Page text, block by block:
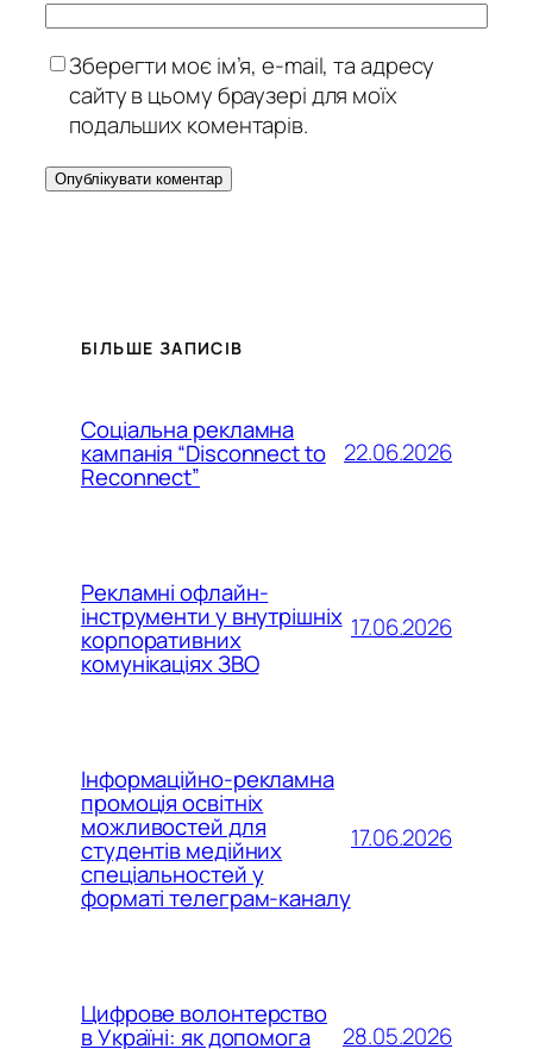
Зберегти моє ім’я, e-mail, та адресу
сайту в цьому браузері для моїх
подальших коментарів.
БІЛЬШЕ ЗАПИСІВ
Соціальна рекламна
кампанія “Disconnect to
Reconnect”
22.06.2026
Рекламні офлайн-
інструменти у внутрішніх
корпоративних
комунікаціях ЗВО
17.06.2026
Інформаційно-рекламна
промоція освітніх
можливостей для
студентів медійних
спеціальностей у
форматі телеграм-каналу
17.06.2026
Цифрове волонтерство
в Україні: як допомога 28.05.2026